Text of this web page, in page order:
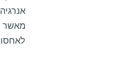
מאשר